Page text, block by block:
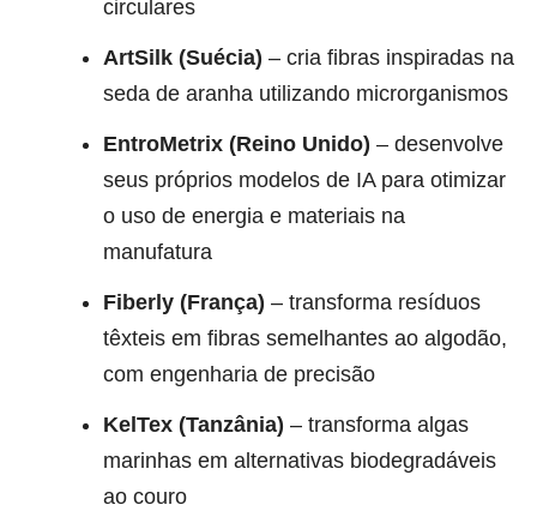
circulares
ArtSilk (Suécia) – cria fibras inspiradas na
seda de aranha utilizando microrganismos
EntroMetrix (Reino Unido) – desenvolve
seus próprios modelos de IA para otimizar
o uso de energia e materiais na
manufatura
Fiberly (França) – transforma resíduos
têxteis em fibras semelhantes ao algodão,
com engenharia de precisão
KelTex (Tanzânia) – transforma algas
marinhas em alternativas biodegradáveis
ao couro